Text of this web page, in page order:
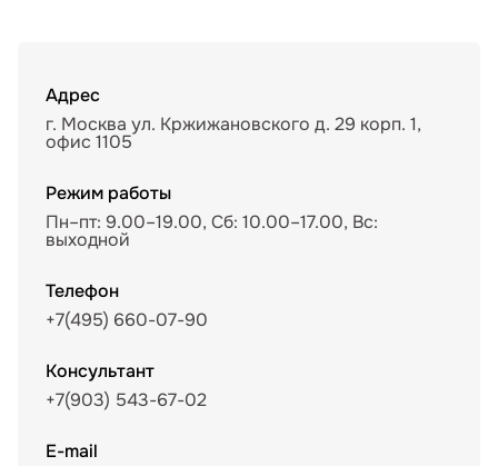
Адрес
г. Москва ул. Кржижановского д. 29 корп. 1,
офис 1105
Режим работы
Пн–пт: 9.00–19.00, Сб: 10.00–17.00, Вс:
выходной
Телефон
+7(495) 660-07-90
Консультант
+7(903) 543-67-02
E-mail